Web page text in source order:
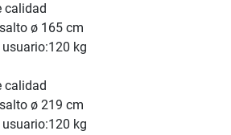
calidad
ø 165 cm
kg
calidad
ø 219 cm
kg